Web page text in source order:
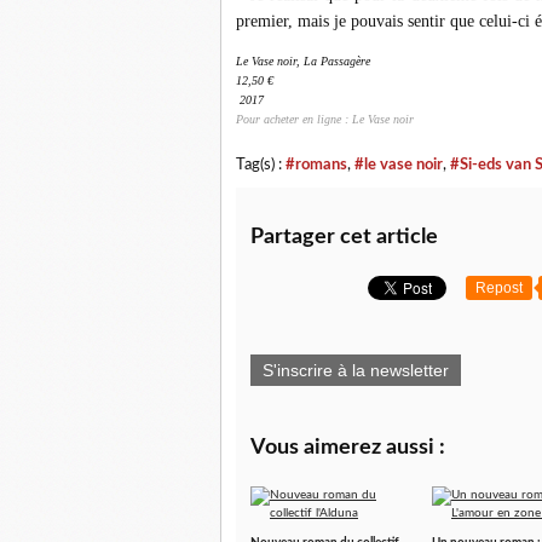
premier, mais je pouvais sentir que celui-ci
Le Vase noir, La Passagère
12,50 €
2017
Pour acheter en ligne : Le Vase noir
Tag(s) : #romans, #le vase noir, #Si-eds van
Partager cet article
Repost
S'inscrire à la newsletter
Vous aimerez aussi :